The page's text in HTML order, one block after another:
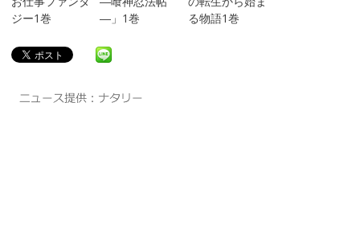
ジー1巻
―」1巻
る物語1巻